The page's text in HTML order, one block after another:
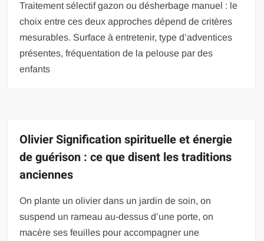
Traitement sélectif gazon ou désherbage manuel : le
choix entre ces deux approches dépend de critères
mesurables. Surface à entretenir, type d’adventices
présentes, fréquentation de la pelouse par des
enfants
Olivier Signification spirituelle et énergie
de guérison : ce que disent les traditions
anciennes
On plante un olivier dans un jardin de soin, on
suspend un rameau au-dessus d’une porte, on
macère ses feuilles pour accompagner une